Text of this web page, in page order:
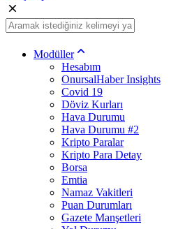
Modüller
Hesabım
OnursalHaber Insights
Covid 19
Döviz Kurları
Hava Durumu
Hava Durumu #2
Kripto Paralar
Kripto Para Detay
Borsa
Emtia
Namaz Vakitleri
Puan Durumları
Gazete Manşetleri